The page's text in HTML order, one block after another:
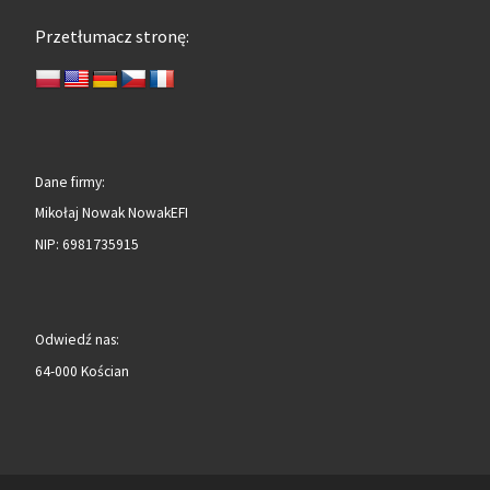
Przetłumacz stronę:
Dane firmy:
Mikołaj Nowak NowakEFI
NIP: 6981735915
Odwiedź nas:
64-000 Kościan